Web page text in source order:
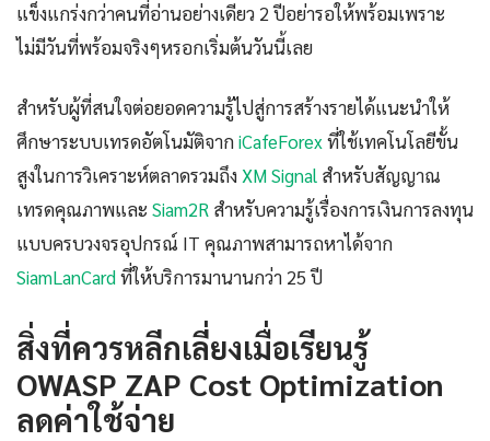
แข็งแกร่งกว่าคนที่อ่านอย่างเดียว 2 ปีอย่ารอให้พร้อมเพราะ
ไม่มีวันที่พร้อมจริงๆหรอกเริ่มต้นวันนี้เลย
สำหรับผู้ที่สนใจต่อยอดความรู้ไปสู่การสร้างรายได้แนะนำให้
ศึกษาระบบเทรดอัตโนมัติจากiCafeForex ที่ใช้เทคโนโลยีขั้น
สูงในการวิเคราะห์ตลาดรวมถึง XM Signal สำหรับสัญญาณ
เทรดคุณภาพและ Siam2R สำหรับความรู้เรื่องการเงินการลงทุน
แบบครบวงจรอุปกรณ์ IT คุณภาพสามารถหาได้จาก
SiamLanCardที่ให้บริการมานานกว่า 25 ปี
สิ่งที่ควรหลีกเลี่ยงเมื่อเรียนรู้
OWASP ZAP Cost Optimization
ลดค่าใช้จ่าย